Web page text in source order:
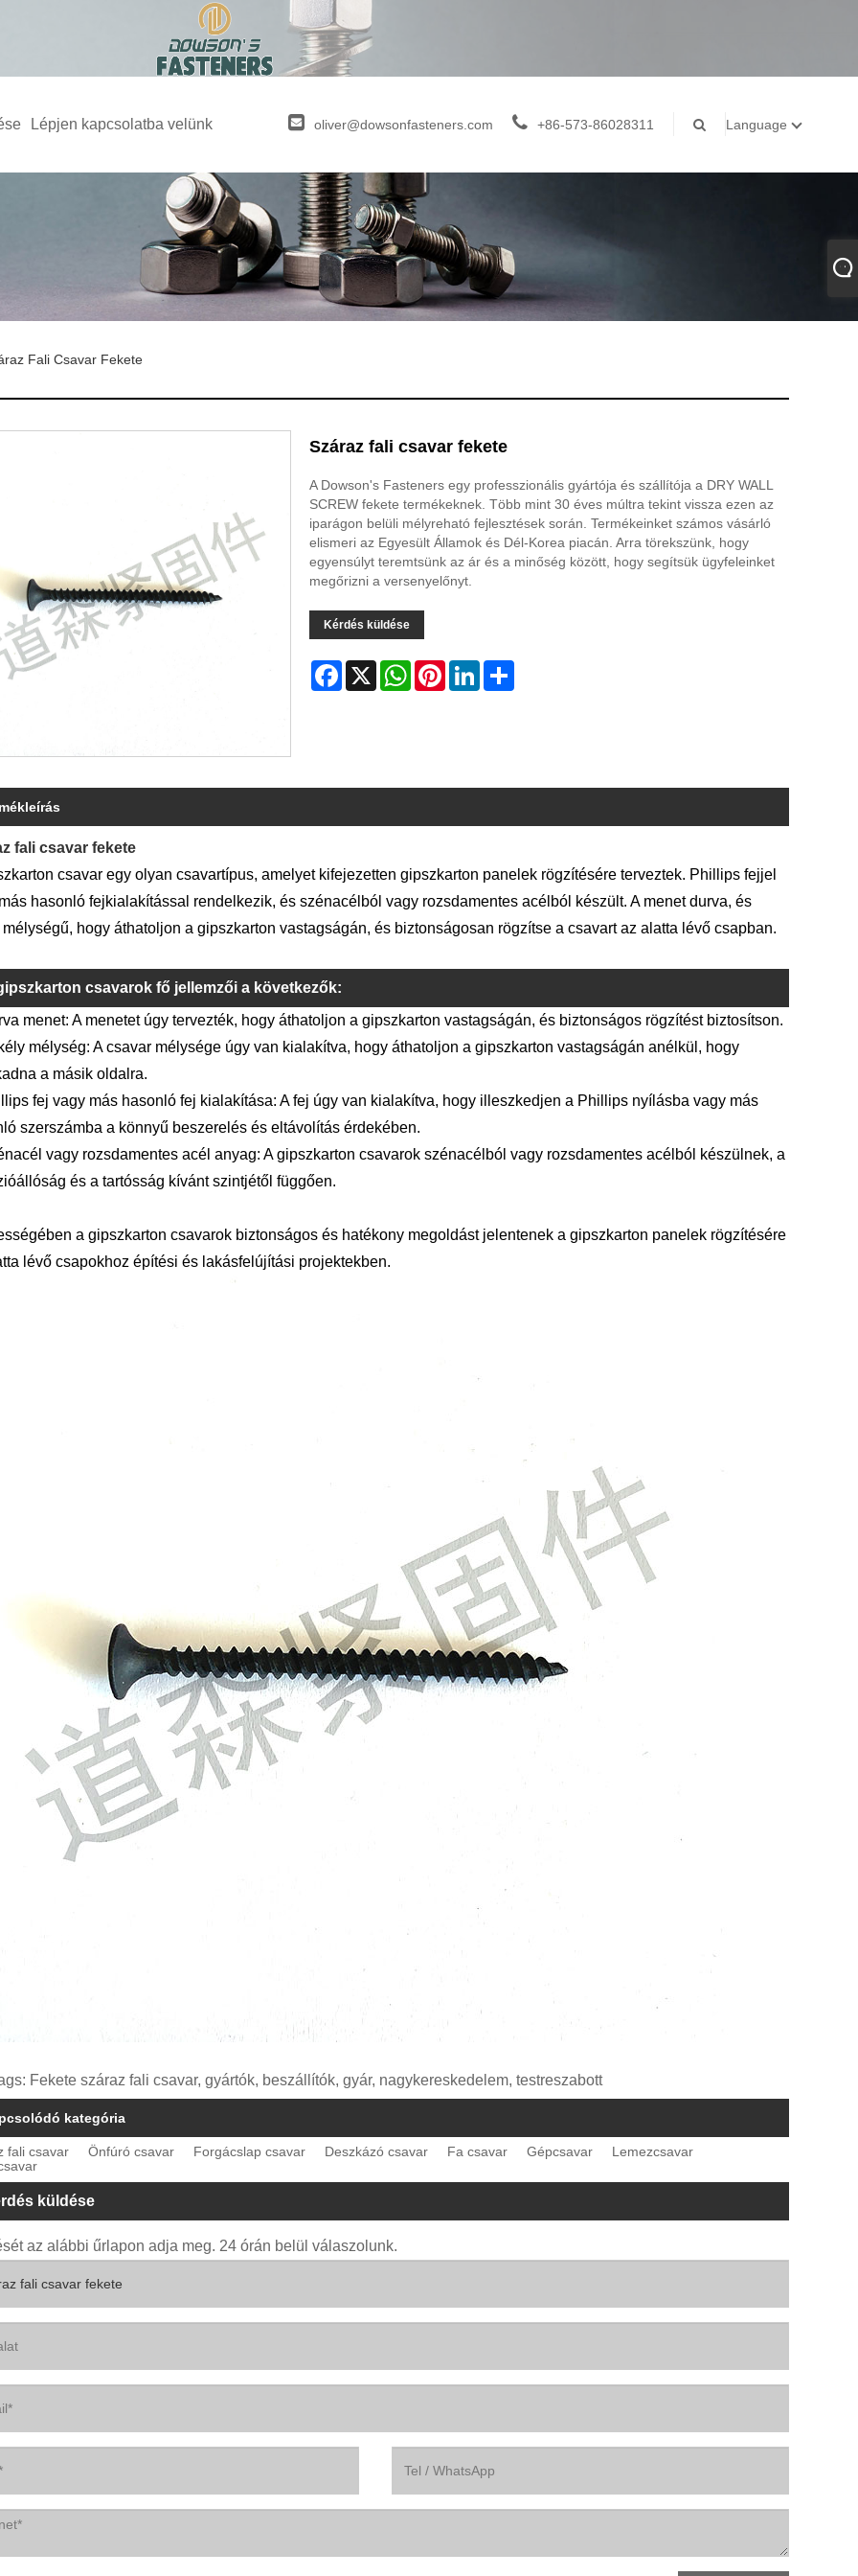
Lépjen kapcsolatba velünk oliver@dowsonfasteners.com +86-573-86028311 Language
Fali Csavar Fekete
Száraz fali csavar fekete
A Dowson's Fasteners egy professzionális gyártója és szállítója a DRY WALL
SCREW fekete termékeknek. Több mint 30 éves múltra tekint vissza ezen az
iparágon belüli mélyreható fejlesztések során. Termékeinket számos vásárló
elismeri az Egyesült Államok és Dél-Korea piacán. Arra törekszünk, hogy
egyensúlyt teremtsünk az ár és a minőség között, hogy segítsük ügyfeleinket
megőrizni a versenyelőnyt.
Kérdés küldése
Facebook
X WhatsAppPinterestLinkedInShare
fali csavar fekete
csavar egy olyan csavartípus, amelyet kifejezetten gipszkarton panelek rögzítésére terveztek. Phillips fejjel
hasonló fejkialakítással rendelkezik, és szénacélból vagy rozsdamentes acélból készült. A menet durva, és
hogy áthatoljon a gipszkarton vastagságán, és biztonságosan rögzítse a csavart az alatta lévő csapban.
csavarok fő jellemzői a következők:
menet: A menetet úgy tervezték, hogy áthatoljon a gipszkarton vastagságán, és biztonságos rögzítést biztosítson.
mélység: A csavar mélysége úgy van kialakítva, hogy áthatoljon a gipszkarton vastagságán anélkül, hogy
a másik oldalra.
fej vagy más hasonló fej kialakítása: A fej úgy van kialakítva, hogy illeszkedjen a Phillips nyílásba vagy más
szerszámba a könnyű beszerelés és eltávolítás érdekében.
vagy rozsdamentes acél anyag: A gipszkarton csavarok szénacélból vagy rozsdamentes acélból készülnek, a
és a tartósság kívánt szintjétől függően.
a gipszkarton csavarok biztonságos és hatékony megoldást jelentenek a gipszkarton panelek rögzítésére
lévő csapokhoz építési és lakásfelújítási projektekben.
Fekete száraz fali csavar, gyártók, beszállítók, gyár, nagykereskedelem, testreszabott
kategória
fali csavar Önfúró csavar Forgácslap csavar Deszkázó csavar Fa csavar Gépcsavar
Lemezcsavar
küldése
az alábbi űrlapon adja meg. 24 órán belül válaszolunk.